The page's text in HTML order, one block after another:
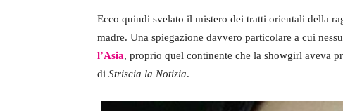
Ecco quindi svelato il mistero dei tratti orientali della
madre. Una spiegazione davvero particolare a cui
l’Asia, proprio quel continente che la showgirl aveva
di Striscia la Notizia.